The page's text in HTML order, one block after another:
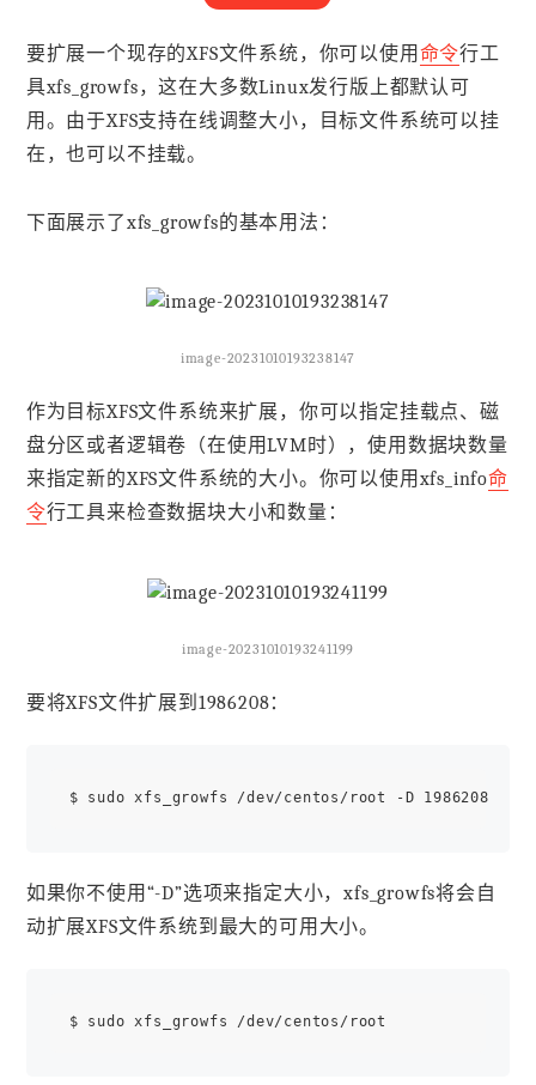
要扩展一个现存的XFS文件系统，你可以使用 命令行工
具xfs_growfs，这在大多数Linux发行版上都默认可
用。由于XFS支持在线调整大小，目标文件系统可以挂
在，也可以不挂载。
下面展示了xfs_growfs的基本用法：
image-20231010193238147
作为目标XFS文件系统来扩展，你可以指定挂载点、磁
盘分区或者逻辑卷（在使用LVM时），使用数据块数量
来指定新的XFS文件系统的大小。你可以使用xfs_info命
令行工具来检查数据块大小和数量：
image-20231010193241199
要将XFS文件扩展到1986208：
如果你不使用“-D”选项来指定大小，xfs_growfs将会自
动扩展XFS文件系统到最大的可用大小。